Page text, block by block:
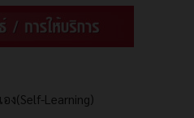
อง(Self-Learning)